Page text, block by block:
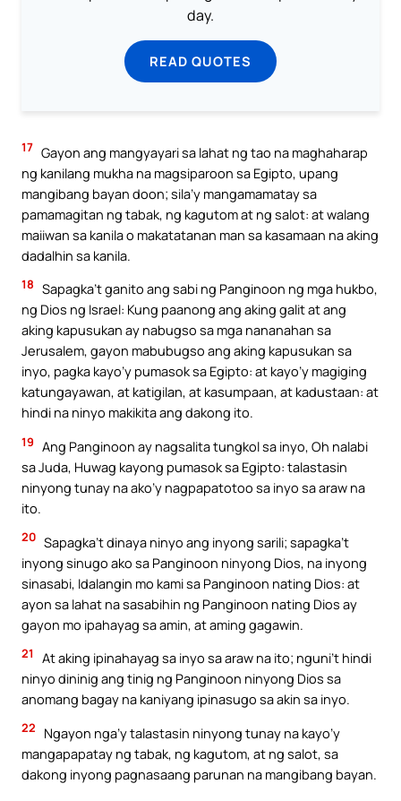
day.
READ QUOTES
17 Gayon ang mangyayari sa lahat ng tao na maghaharap
ng kanilang mukha na magsiparoon sa Egipto, upang
mangibang bayan doon; sila’y mangamamatay sa
pamamagitan ng tabak, ng kagutom at ng salot: at walang
maiiwan sa kanila o makatatanan man sa kasamaan na aking
dadalhin sa kanila.
18 Sapagka’t ganito ang sabi ng Panginoon ng mga hukbo,
ng Dios ng Israel: Kung paanong ang aking galit at ang
aking kapusukan ay nabugso sa mga nananahan sa
Jerusalem, gayon mabubugso ang aking kapusukan sa
inyo, pagka kayo’y pumasok sa Egipto: at kayo’y magiging
katungayawan, at katigilan, at kasumpaan, at kadustaan: at
hindi na ninyo makikita ang dakong ito.
19 Ang Panginoon ay nagsalita tungkol sa inyo, Oh nalabi
sa Juda, Huwag kayong pumasok sa Egipto: talastasin
ninyong tunay na ako’y nagpapatotoo sa inyo sa araw na
ito.
20 Sapagka’t dinaya ninyo ang inyong sarili; sapagka’t
inyong sinugo ako sa Panginoon ninyong Dios, na inyong
sinasabi, Idalangin mo kami sa Panginoon nating Dios: at
ayon sa lahat na sasabihin ng Panginoon nating Dios ay
gayon mo ipahayag sa amin, at aming gagawin.
21
At aking ipinahayag sa inyo sa araw na ito; nguni’t hindi
ninyo dininig ang tinig ng Panginoon ninyong Dios sa
anomang bagay na kaniyang ipinasugo sa akin sa inyo.
22
Ngayon nga’y talastasin ninyong tunay na kayo’y
mangapapatay ng tabak, ng kagutom, at ng salot, sa
dakong inyong pagnasaang parunan na mangibang bayan.